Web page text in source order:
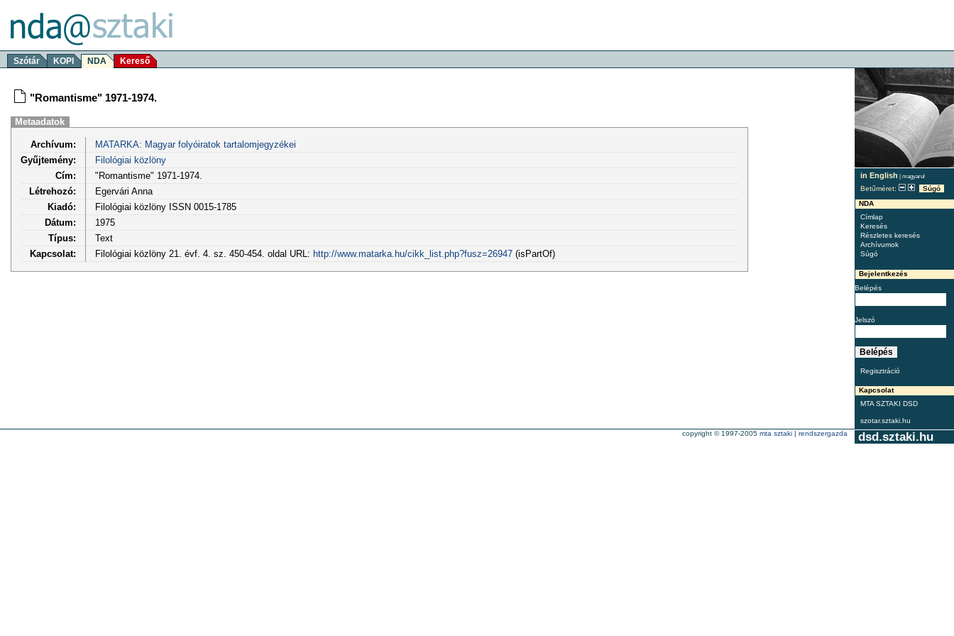
Szótár KOPI NDA Kereső
in English | magyarul
Betűméret:
Súgó
NDA
Címlap
Keresés
Részletes keresés
Archívumok
Súgó
Bejelentkezés
Belépés
Jelszó
Regisztráció
Kapcsolat
MTA SZTAKI DSD
szotar.sztaki.hu
"Romantisme" 1971-1974.
Metaadatok
Archívum:
MATARKA: Magyar folyóiratok tartalomjegyzékei
Gyűjtemény:
Filológiai közlöny
Cím:
"Romantisme" 1971-1974.
Létrehozó:
Egervári Anna
Kiadó:
Filológiai közlöny ISSN 0015-1785
Dátum:
1975
Típus:
Text
Kapcsolat:
Filológiai közlöny 21. évf. 4. sz. 450-454. oldal URL: http://www.matarka.hu/cikk_list.php?fusz=26947(isPartOf)
dsd.sztaki.hu
copyright © 1997-2005 mta sztaki | rendszergazda